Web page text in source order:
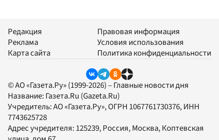
Редакция
Реклама
Карта сайта
Правовая информация
Условия использования
Политика конфиденциальности
© АО «Газета.Ру» (1999-2026) – Главные новости дня
Название: Газета.Ru (Gazeta.Ru)
Учредитель:АО «Газета.Ру», ОГРН 1067761730376, ИНН
7743625728
Адрес учредителя: 125239, Россия, Москва, Коптевская